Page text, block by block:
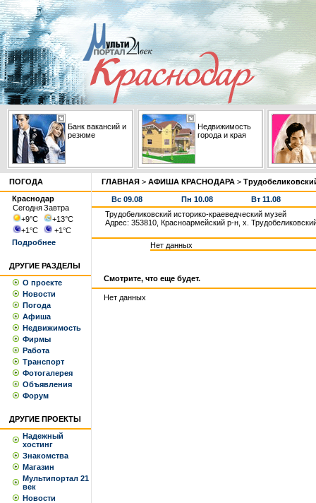
Банк вакансий и
резюме
Недвижимость
города и края
ПОГОДА
Краснодар
СегодняЗавтра
+9°С +13°С
+1°С +1°С
Подробнее
ДРУГИЕ РАЗДЕЛЫ
О проекте
Новости
Погода
Афиша
Недвижимость
Фирмы
Работа
Транспорт
Фотогалерея
Объявления
Форум
ДРУГИЕ ПРОЕКТЫ
Надежный
хостинг
Знакомства
Магазин
Мультипортал 21
век
Новости
ГЛАВНАЯ > АФИША КРАСНОДАРА >
Вс 09.08 Пн 10.08
Вт 11.08
Трудобеликовский историко-краеведческий музей
Адрес: 353810, Красноармейский р-н, х.
Нет данных
Смотрите, что еще будет.
Нет данных